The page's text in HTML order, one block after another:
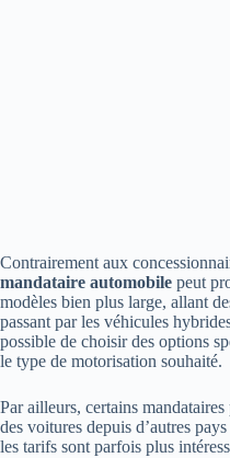
Contrairement aux
mandataire automobile peut
modèles bien plus large, allant
passant par les véhicules
possible de choisir des options
le type de motorisation souhaité.
Par ailleurs, certains
des voitures depuis d’autres
les tarifs sont parfois plus